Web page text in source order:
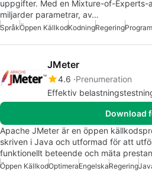
uppgifter. Med en Mixture-of-
miljarder parametrar, av…
SpråkÖppen KällkodKodningRegering
JMeter
4.6 Prenumeration
Effektiv
Download
Apache JMeter är en öppen
skriven i Java och utformad för att
funktionellt beteende och mäta
Öppen KällkodOptimeraEngelskaRegering